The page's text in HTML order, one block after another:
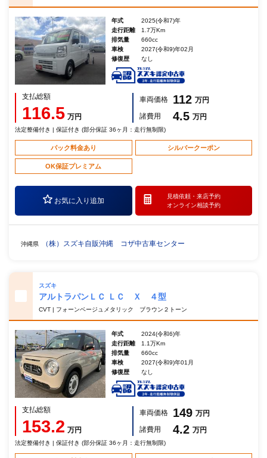
年式
2025(令和7)年
走行距離
1.7万Km
排気量
660cc
車検
2027(令和9)年02月
修復歴
なし
支払総額
116.5 万円
車両価格 112 万円
諸費用
4.5 万円
法定整備付き | 保証付き (部分保証 36ヶ月：走行無制限)
パック料金あり シルバークーポン
OK保証プレミアム
お気に入り追加
見積依頼・ 来店予約
オンライン相談予約
沖縄県 （株）スズキ自販沖縄 コザ中古車センター
スズキ
アルトラパンＬＣ ＬＣ Ｘ ４型
CVT | フォーンベージュメタリック ブラウン２トーン
年式
2024(令和6)年
走行距離
1.1万Km
排気量
660cc
車検
2027(令和9)年01月
修復歴
なし
支払総額
153.2 万円
車両価格 149 万円
諸費用
4.2 万円
法定整備付き | 保証付き (部分保証 36ヶ月：走行無制限)